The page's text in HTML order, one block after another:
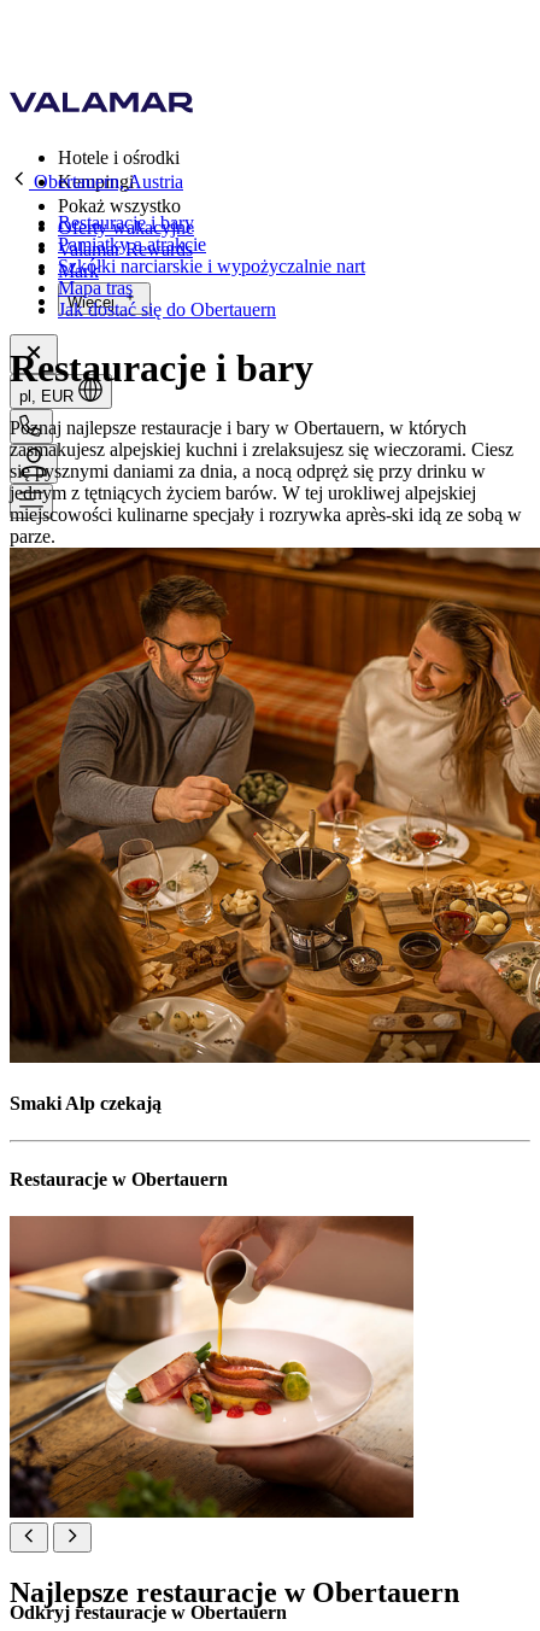
Hotele i ośrodki
Kempingi
Pokaż wszystko
Oferty wakacyjne
Valamar Rewards
Mark
Więcej
pl, EUR
Obertauern, Austria
Restauracje i bary
Pamiatky a atrakcie
Szkółki narciarskie i wypożyczalnie nart
Mapa tras
Jak dostać się do Obertauern
Restauracje i bary
Poznaj najlepsze restauracje i bary w Obertauern, w których
zasmakujesz alpejskiej kuchni i zrelaksujesz się wieczorami. Ciesz
się pysznymi daniami za dnia, a nocą odpręż się przy drinku w
jednym z tętniących życiem barów. W tej urokliwej alpejskiej
miejscowości kulinarne specjały i rozrywka après-ski idą ze sobą w
parze.
Smaki Alp czekają
Restauracje w Obertauern
Najlepsze restauracje w Obertauern
Odkryj restauracje w Obertauern